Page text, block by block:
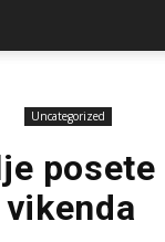
Uncategorized
posete
vikenda